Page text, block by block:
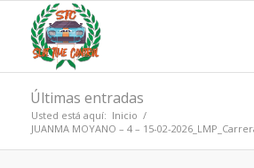
Últimas entradas
Usted está aquí: Inicio /
JUANMA MOYANO – 4 – 15-02-